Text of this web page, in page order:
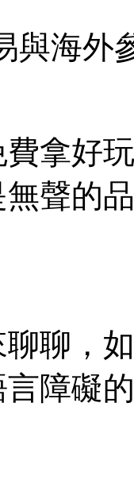
與海外
拿好
聲的
聊，
障礙的